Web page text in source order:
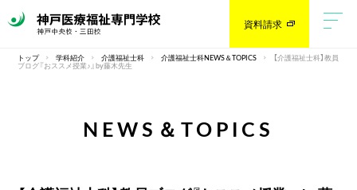
資料請求
トップ 学科紹介 介護福祉士科 介護福祉士科NEWS＆TOPICS 【介護福祉士科】教員
ブログ『おススメ授業♪』by藤木先生
NEWS＆TOPICS